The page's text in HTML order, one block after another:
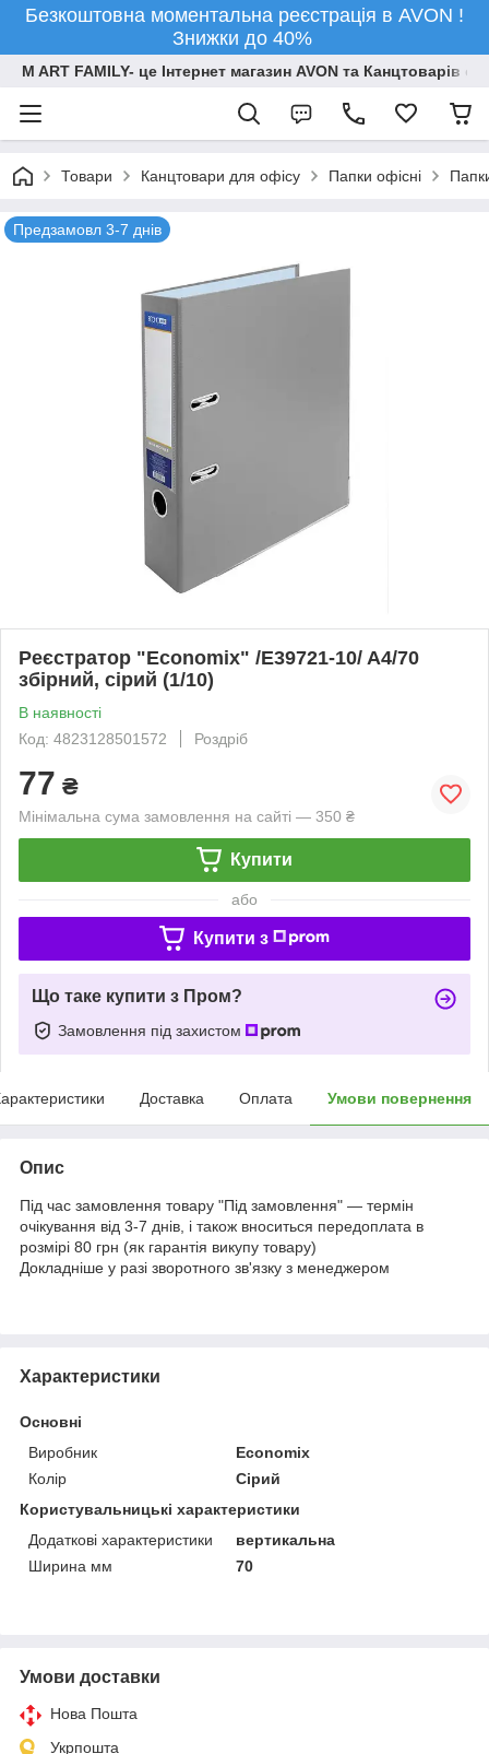
Безкоштовна моментальна реєстрація в AVON !
Знижки до 40%
M ART FAMILY- це Інтернет магазин AVON та Канцтоварів
Товари Канцтовари для офiсу Папки офісні
Предзамовл 3-7 днів
Реєстратор "Economix" /E39721-10/ A4/70
збірний, сірий (1/10)
В наявності
Код: 4823128501572
Роздріб
77 ₴
Мінімальна сума замовлення на сайті — 350 ₴
Купити
або
Купити з
Що таке купити з Пром?
Замовлення під захистом
Доставка Оплата Умови повернення
Опис
Під час замовлення товару "Під замовлення" — термін
очікування від 3-7 днів, і також вноситься передоплата в
розмірі 80 грн (як гарантія викупу товару)
Докладніше у разі зворотного зв'язку з менеджером
Характеристики
Основні
Виробник
Economix
Колір
Сірий
Користувальницькі характеристики
Додаткові характеристики
вертикальна
Ширина мм
70
Умови доставки
Нова Пошта
Укрпошта